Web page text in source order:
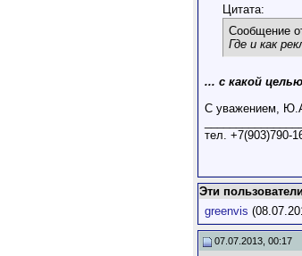
Цитата:
Сообщение
Где и как
... с какой
С уважением,
тел. +7(903)790-
Эти
greenvis
07.07.2013, 00:17